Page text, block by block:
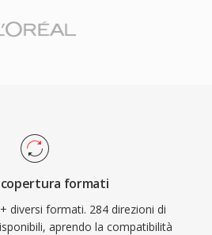
copertura formati
diversi formati. 284 direzioni di
aprendo la compatibilità